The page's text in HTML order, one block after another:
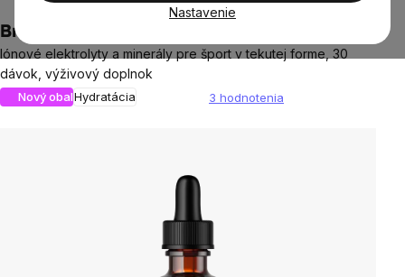
Nastavenie
BrainMax Liquid Sport Electrolytes, 120 ml
Iónové elektrolyty a minerály pre šport v tekutej forme, 30
dávok, výživový doplnok
Hydratácia
Nový obal 3 hodnotenia